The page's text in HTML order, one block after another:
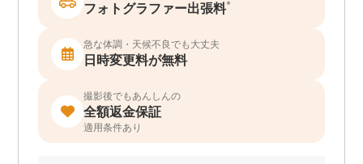
フォトグラファー出張料*
急な体調・天候不良でも大丈夫
日時変更料が無料
撮影後でもあんしんの
全額返金保証
適用条件あり